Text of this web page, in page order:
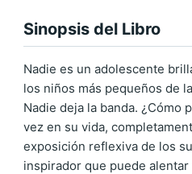
Sinopsis del Libro
Nadie es un adolescente
los niños más pequeños de
Nadie deja la banda.
vez en su vida,
exposición reflexiva de los
inspirador que puede